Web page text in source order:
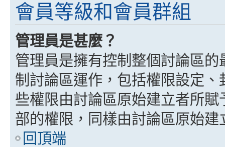
會員等級和會員群組
管理員是甚麼？
管理員是擁有控制整個討論區
制討論區運作，包括權限設定
些權限由討論區原始建立者所
部的權限，同樣由討論區原始建
回頂端